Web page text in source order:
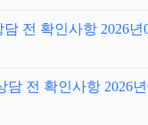
전 확인사항 2026년
담 전 확인사항 2026